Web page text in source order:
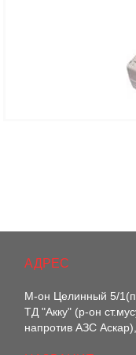
М-он Целинный 5/
ТД "Акку" (р-он
напротив АЗС